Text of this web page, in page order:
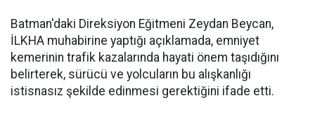
Batman'daki Direksiyon Eğitmeni Zeydan Beycan,
İLKHA muhabirine yaptığı açıklamada, emniyet
kemerinin trafik kazalarında hayati önem taşıdığını
belirterek, sürücü ve yolcuların bu alışkanlığı
istisnasız şekilde edinmesi gerektiğini ifade etti.